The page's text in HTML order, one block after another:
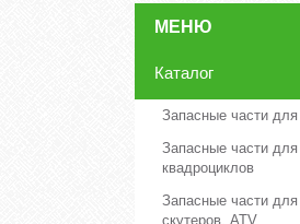
Каталог
Запасные части для
Запасные части для
квадроциклов
Запасные части
скутеров, ATV